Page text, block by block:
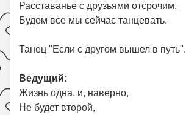
Расставанье с друзьями отсрочим,
Будем все мы сейчас танцевать.
Танец "Если с другом вышел в путь".
Ведущий:
Жизнь одна, и, наверно,
Не будет второй,